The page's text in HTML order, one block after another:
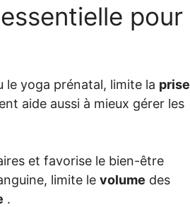
pour
le yoga prénatal, limite la prise
aide aussi à mieux gérer les
et favorise le bien-être
limite le volume des
.